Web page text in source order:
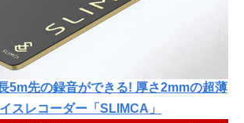
5m先の録音ができる! 厚さ2mmの超薄
スレコーダー「SLIMCA」